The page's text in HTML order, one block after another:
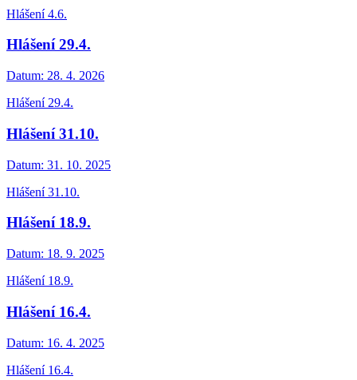
Hlášení 4.6.
Hlášení 29.4.
Datum: 28. 4. 2026
Hlášení 29.4.
Hlášení 31.10.
Datum: 31. 10. 2025
Hlášení 31.10.
Hlášení 18.9.
Datum: 18. 9. 2025
Hlášení 18.9.
Hlášení 16.4.
Datum: 16. 4. 2025
Hlášení 16.4.